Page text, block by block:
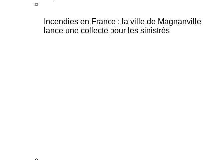
Incendies en France : la ville de Magnanville
lance une collecte pour les sinistrés